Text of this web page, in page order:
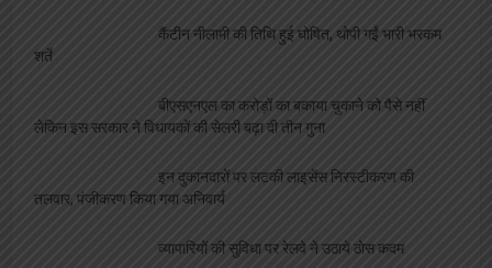
कैंटीन नीलामी की तिथि हुई घोषित, थोपी गईं भारी भरकम
शर्ते
बीएसएनएल का करोड़ों का बकाया चुकाने को पैसे नहीं
लेकिन इस सरकार ने विधायकों की सेलरी बढ़ा दी तीन गुना
इन दुकानदारों पर लटकी लाइसेंस निरस्टीकरण की
तलवार, पंजीकरण किया गया अनिवार्य
व्यापारियों की सुविधा पर रेलवे ने उठाये ठोस कदम